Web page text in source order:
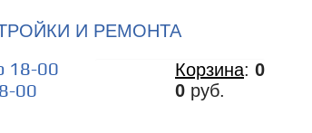
И РЕМОНТА
18-00
00
Корзина: 0
0 руб.